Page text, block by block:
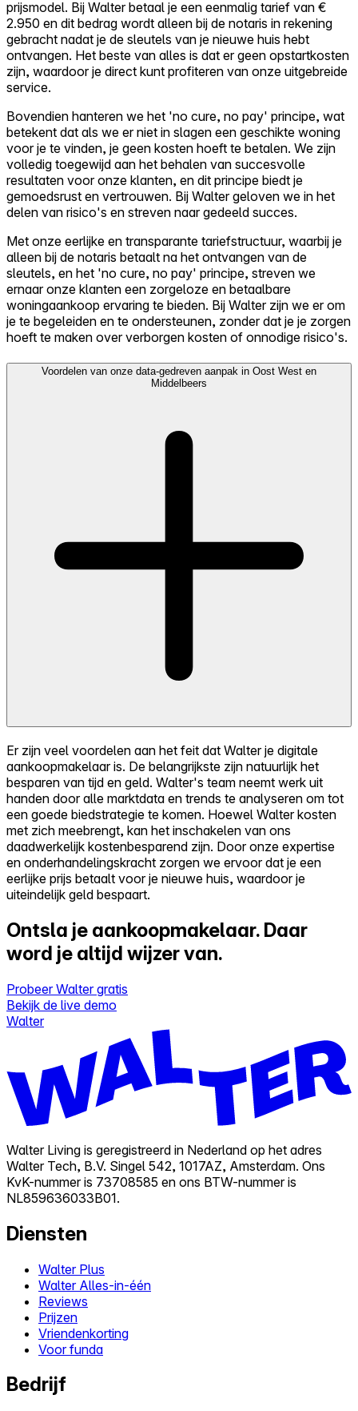
prijsmodel. Bij Walter betaal je een eenmalig tarief van €
2.950 en dit bedrag wordt alleen bij de notaris in rekening
gebracht nadat je de sleutels van je nieuwe huis hebt
ontvangen. Het beste van alles is dat er geen opstartkosten
zijn, waardoor je direct kunt profiteren van onze uitgebreide
service.
Bovendien hanteren we het 'no cure, no pay' principe, wat
betekent dat als we er niet in slagen een geschikte woning
voor je te vinden, je geen kosten hoeft te betalen. We zijn
volledig toegewijd aan het behalen van succesvolle
resultaten voor onze klanten, en dit principe biedt je
gemoedsrust en vertrouwen. Bij Walter geloven we in het
delen van risico's en streven naar gedeeld succes.
Met onze eerlijke en transparante tariefstructuur, waarbij je
alleen bij de notaris betaalt na het ontvangen van de
sleutels, en het 'no cure, no pay' principe, streven we
ernaar onze klanten een zorgeloze en betaalbare
woningaankoop ervaring te bieden. Bij Walter zijn we er om
je te begeleiden en te ondersteunen, zonder dat je je zorgen
hoeft te maken over verborgen kosten of onnodige risico's.
Voordelen van onze data-gedreven aanpak in Oost West en
Middelbeers
Er zijn veel voordelen aan het feit dat Walter je digitale
aankoopmakelaar is. De belangrijkste zijn natuurlijk het
besparen van tijd en geld. Walter's team neemt werk uit
handen door alle marktdata en trends te analyseren om tot
een goede biedstrategie te komen. Hoewel Walter kosten
met zich meebrengt, kan het inschakelen van ons
daadwerkelijk kostenbesparend zijn. Door onze expertise
en onderhandelingskracht zorgen we ervoor dat je een
eerlijke prijs betaalt voor je nieuwe huis, waardoor je
uiteindelijk geld bespaart.
Ontsla je aankoopmakelaar. Daar
word je altijd wijzer van.
Probeer Walter gratis
Bekijk de live demo
Walter
Walter Living is geregistreerd in Nederland op het adres
Walter Tech, B.V. Singel 542, 1017AZ, Amsterdam. Ons
KvK-nummer is 73708585 en ons BTW-nummer is
NL859636033B01.
Diensten
Walter Plus
Walter Alles-in-één
Reviews
Prijzen
Vriendenkorting
Voor funda
Bedrijf